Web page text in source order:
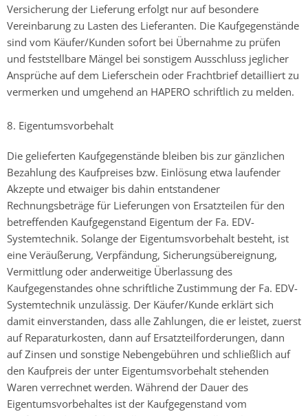
Versicherung der Lieferung erfolgt nur auf besondere
Vereinbarung zu Lasten des Lieferanten. Die Kaufgegenstände
sind vom Käufer/Kunden sofort bei Übernahme zu prüfen
und feststellbare Mängel bei sonstigem Ausschluss jeglicher
Ansprüche auf dem Lieferschein oder Frachtbrief detailliert zu
vermerken und umgehend an HAPERO schriftlich zu melden.
8. Eigentumsvorbehalt
Die gelieferten Kaufgegenstände bleiben bis zur gänzlichen
Bezahlung des Kaufpreises bzw. Einlösung etwa laufender
Akzepte und etwaiger bis dahin entstandener
Rechnungsbeträge für Lieferungen von Ersatzteilen für den
betreffenden Kaufgegenstand Eigentum der Fa. EDV-
Systemtechnik. Solange der Eigentumsvorbehalt besteht, ist
eine Veräußerung, Verpfändung, Sicherungsübereignung,
Vermittlung oder anderweitige Überlassung des
Kaufgegenstandes ohne schriftliche Zustimmung der Fa. EDV-
Systemtechnik unzulässig. Der Käufer/Kunde erklärt sich
damit einverstanden, dass alle Zahlungen, die er leistet, zuerst
auf Reparaturkosten, dann auf Ersatzteilforderungen, dann
auf Zinsen und sonstige Nebengebühren und schließlich auf
den Kaufpreis der unter Eigentumsvorbehalt stehenden
Waren verrechnet werden. Während der Dauer des
Eigentumsvorbehaltes ist der Kaufgegenstand vom